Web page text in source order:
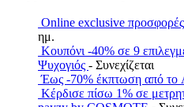
Online exclusive
ημ.
Κουπόνι -40% σε 9
Ψυχογιός - Συνεχίζεται
Έως -70% έκπτωση από το
Κέρδισε πίσω 1% σε